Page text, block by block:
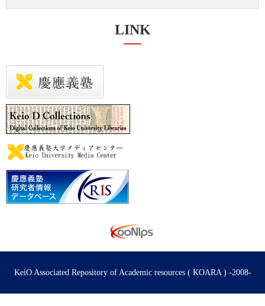
LINK
KeiO Associated Repository of Academic resources ( KOARA ) -2008-